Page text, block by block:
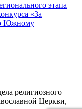
этапа
«За
Южному
религиозного
Церкви,